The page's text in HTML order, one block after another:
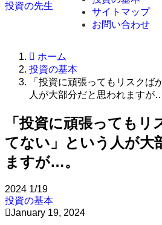
投資の先生
サイトマップ
お問い合わせ
ホーム
投資の基本
「投資に頑張ってもリスクば
人が大部分だと思われますが…
「投資に頑張っても
てない」という人が大
ますが…。
2024 1/19
投資の基本
January 19, 2024